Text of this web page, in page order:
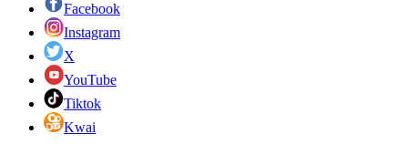
Facebook
Instagram
X
YouTube
Tiktok
Kwai